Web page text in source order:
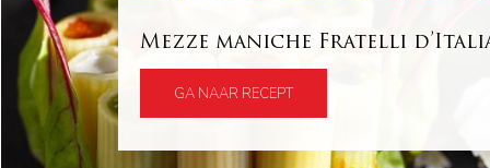
Mezze maniche Fratelli
GA NAAR RECEPT